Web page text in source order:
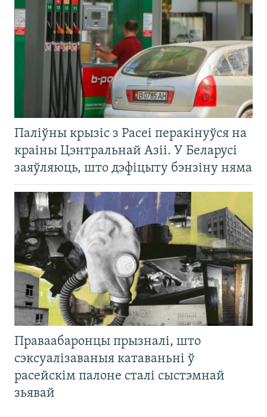
Паліўны крызіс з Расеі перакінуўся на
краіны Цэнтральнай Азіі. У Беларусі
заяўляюць, што дэфіцыту бэнзіну няма
Праваабаронцы прызналі, што
сэксуалізаваныя катаваньні ў
расейскім палоне сталі сыстэмнай
зьявай